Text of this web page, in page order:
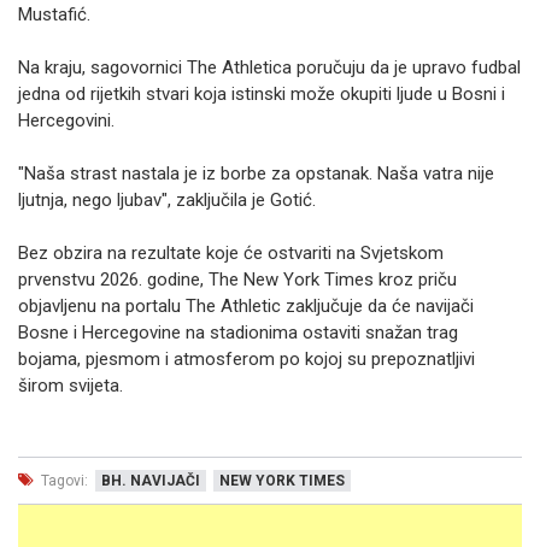
Mustafić.
Na kraju, sagovornici The Athletica poručuju da je upravo fudbal
jedna od rijetkih stvari koja istinski može okupiti ljude u Bosni i
Hercegovini.
"Naša strast nastala je iz borbe za opstanak. Naša vatra nije
ljutnja, nego ljubav", zaključila je Gotić.
Bez obzira na rezultate koje će ostvariti na Svjetskom
prvenstvu 2026. godine, The New York Times kroz priču
objavljenu na portalu The Athletic zaključuje da će navijači
Bosne i Hercegovine na stadionima ostaviti snažan trag
bojama, pjesmom i atmosferom po kojoj su prepoznatljivi
širom svijeta.
Tagovi: BH. NAVIJAČI NEW YORK TIMES